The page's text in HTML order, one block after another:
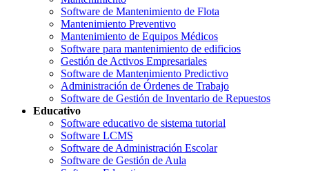
Software de Mantenimiento de Flota
Mantenimiento Preventivo
Mantenimiento de Equipos Médicos
Software para mantenimiento de edificios
Gestión de Activos Empresariales
Software de Mantenimiento Predictivo
Administración de Órdenes de Trabajo
Software de Gestión de Inventario de Repuestos
Educativo
Software educativo de sistema tutorial
Software LCMS
Software de Administración Escolar
Software de Gestión de Aula